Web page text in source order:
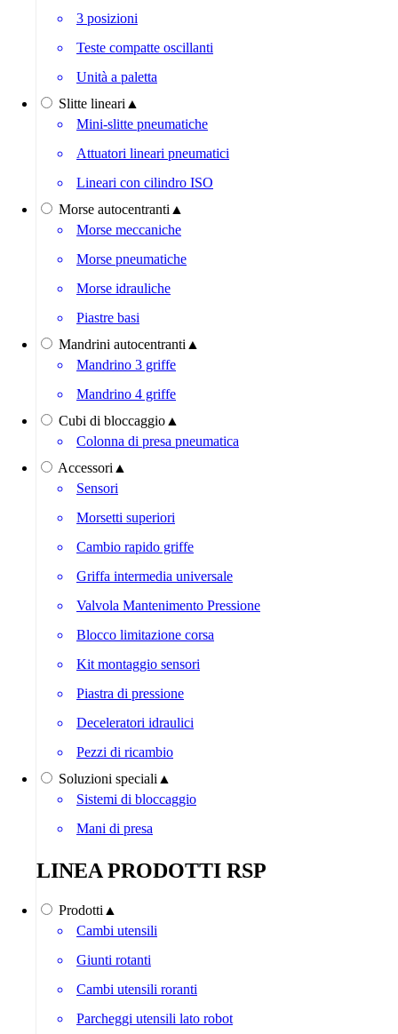
3 posizioni
Teste compatte oscillanti
Unità a paletta
Slitte lineari ▲
Mini-slitte pneumatiche
Attuatori lineari pneumatici
Lineari con cilindro ISO
Morse autocentranti ▲
Morse meccaniche
Morse pneumatiche
Morse idrauliche
Piastre basi
Mandrini autocentranti ▲
Mandrino 3 griffe
Mandrino 4 griffe
Cubi di bloccaggio ▲
Colonna di presa pneumatica
Accessori ▲
Sensori
Morsetti superiori
Cambio rapido griffe
Griffa intermedia universale
Valvola Mantenimento Pressione
Blocco limitazione corsa
Kit montaggio sensori
Piastra di pressione
Deceleratori idraulici
Pezzi di ricambio
Soluzioni speciali ▲
Sistemi di bloccaggio
Mani di presa
LINEA PRODOTTI RSP
Prodotti ▲
Cambi utensili
Giunti rotanti
Cambi utensili roranti
Parcheggi utensili lato robot